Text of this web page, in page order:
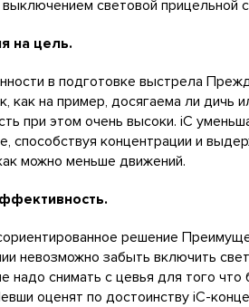
световой прицельной
на цель.
в подготовке выстрела
как на пример, досягаема ли дичь
при этом очень высоки. iC
способствуя концентрации и
можно меньше движений.
решение
невозможно забыть включить
надо снимать с цевья для того
оценят по достоинству iC-